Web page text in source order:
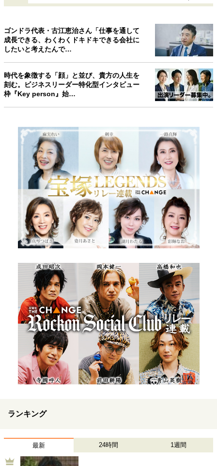
ゴンドラ代表・古江恵治さん「仕事を通して
成長できる、わくわくドキドキできる会社に
したいと考えたんで…
時代を象徴する「顔」と並び、貴方の人生を
刻む。ビジネスリーダー特化型インタビュー
枠『Key person』始…
ランキング
最新 24時間 1週間